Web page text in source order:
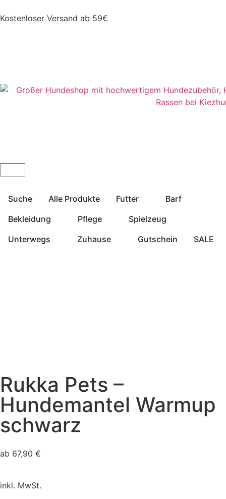
Kostenloser Versand ab 59€
Suche Alle Produkte Futter
Barf
Bekleidung
Pflege
Spielzeug
Unterwegs
Zuhause Gutschein SALE
Rukka Pets –
Hundemantel Warmup
schwarz
ab 67,90 €
inkl. MwSt.